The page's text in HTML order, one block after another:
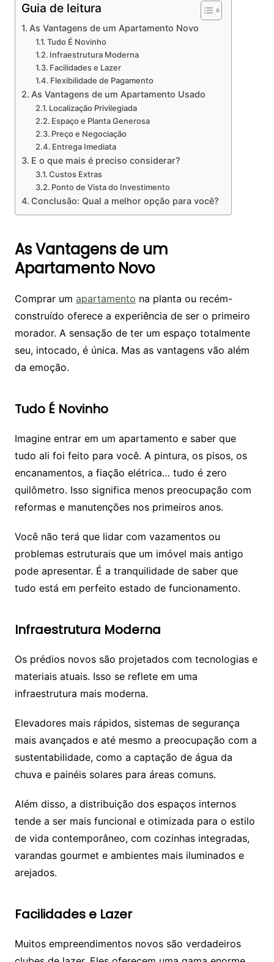
Guia de leitura
As Vantagens de um Apartamento Novo
Tudo É Novinho
Infraestrutura Moderna
Facilidades e Lazer
Flexibilidade de Pagamento
As Vantagens de um Apartamento Usado
Localização Privilegiada
Espaço e Planta Generosa
Preço e Negociação
Entrega Imediata
E o que mais é preciso considerar?
Custos Extras
Ponto de Vista do Investimento
Conclusão: Qual a melhor opção para você?
As Vantagens de um
Apartamento Novo
Comprar um apartamento na planta ou recém-
construído oferece a experiência de ser o primeiro
morador. A sensação de ter um espaço totalmente
seu, intocado, é única. Mas as vantagens vão além
da emoção.
Tudo É Novinho
Imagine entrar em um apartamento e saber que
tudo ali foi feito para você. A pintura, os pisos, os
encanamentos, a fiação elétrica… tudo é zero
quilômetro. Isso significa menos preocupação com
reformas e manutenções nos primeiros anos.
Você não terá que lidar com vazamentos ou
problemas estruturais que um imóvel mais antigo
pode apresentar. É a tranquilidade de saber que
tudo está em perfeito estado de funcionamento.
Infraestrutura Moderna
Os prédios novos são projetados com tecnologias e
materiais atuais. Isso se reflete em uma
infraestrutura mais moderna.
Elevadores mais rápidos, sistemas de segurança
mais avançados e até mesmo a preocupação com a
sustentabilidade, como a captação de água da
chuva e painéis solares para áreas comuns.
Além disso, a distribuição dos espaços internos
tende a ser mais funcional e otimizada para o estilo
de vida contemporâneo, com cozinhas integradas,
varandas gourmet e ambientes mais iluminados e
arejados.
Facilidades e Lazer
Muitos empreendimentos novos são verdadeiros